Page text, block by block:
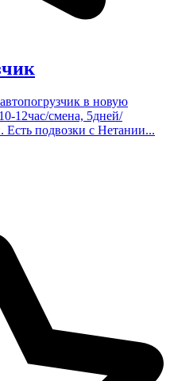
в новую
12час/смена, 5дней/
Есть подвозки с Нетании...